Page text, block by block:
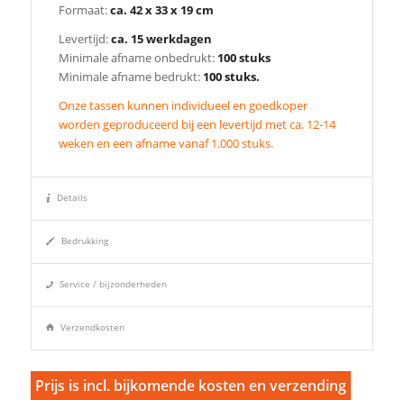
Formaat:ca. 42 x 33 x 19 cm
Levertijd:ca. 15 werkdagen
Minimale afname onbedrukt: 100 stuks
Minimale afname bedrukt: 100 stuks.
Onze tassen kunnen individueel en goedkoper
worden geproduceerd bij een levertijd met ca. 12-14
weken en een afname vanaf 1.000 stuks.
Details
Bedrukking
Service / bijzonderheden
Verzendkosten
Prijs is incl. bijkomende kosten en verzending